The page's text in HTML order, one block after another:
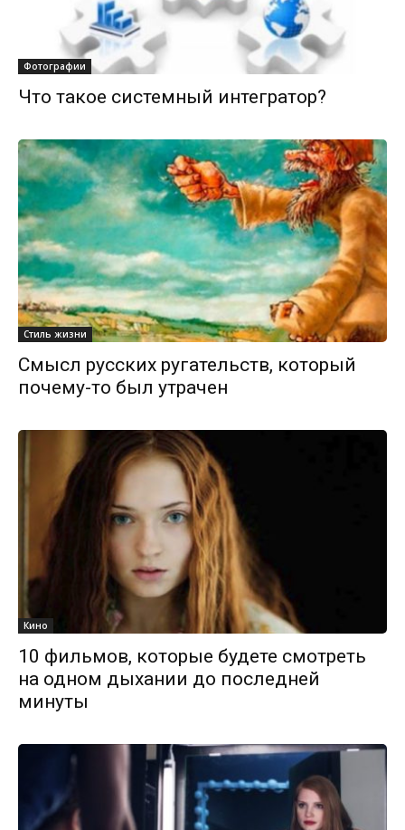
Фотографии
Что такое системный интегратор?
Стиль жизни
Смысл русских ругательств, который
почему-то был утрачен
Кино
10 фильмов, которые будете смотреть
на одном дыхании до последней
минуты